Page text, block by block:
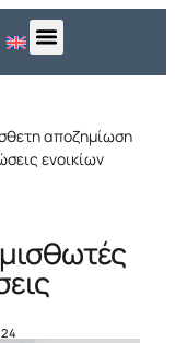
αποζημίωση
ενοικίων